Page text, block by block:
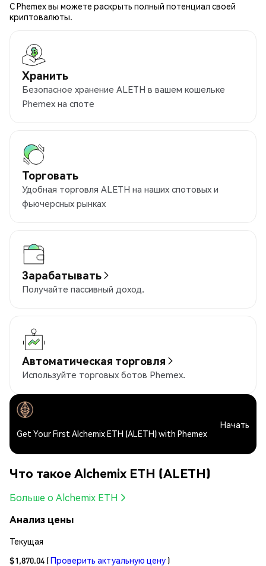
С Phemex вы можете раскрыть полный потенциал своей
криптовалюты.
Хранить
Безопасное хранение ALETH в вашем кошельке
Phemex на споте
Торговать
Удобная торговля ALETH на наших спотовых и
фьючерсных рынках
Зарабатывать
Получайте пассивный доход.
Автоматическая торговля
Используйте торговых ботов Phemex.
Get Your First Alchemix ETH (ALETH) with Phemex
Начать
Что такое Alchemix ETH (ALETH)
Больше о Alchemix ETH
Анализ цены
Текущая
$1,870.04 (Проверить актуальную цену )